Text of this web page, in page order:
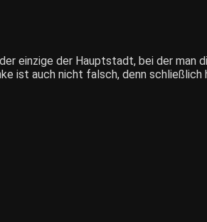
einzige der Hauptstadt, bei der man
ist auch nicht falsch, denn schließlich